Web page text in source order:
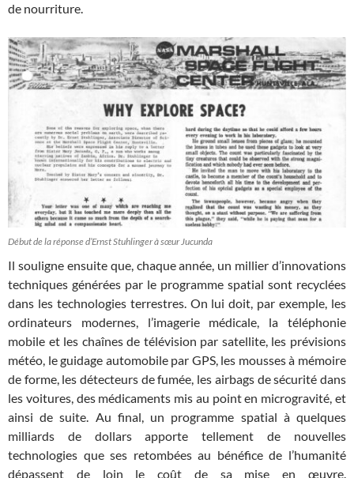
de nourriture.
Début de la réponse d’Ernst Stuhlinger à sœur Jucunda
Il souligne ensuite que, chaque année, un millier d’innovations
techniques générées par le programme spatial sont recyclées
dans les technologies terrestres. On lui doit, par exemple, les
ordinateurs modernes, l’imagerie médicale, la téléphonie
mobile et les chaînes de télévision par satellite, les prévisions
météo, le guidage automobile par GPS, les mousses à mémoire
de forme, les détecteurs de fumée, les airbags de sécurité dans
les voitures, des médicaments mis au point en microgravité, et
ainsi de suite. Au final, un programme spatial à quelques
milliards de dollars apporte tellement de nouvelles
technologies que ses retombées au bénéfice de l’humanité
dépassent de loin le coût de sa mise en œuvre.